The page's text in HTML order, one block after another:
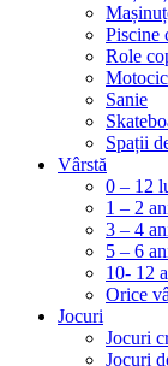
Piscine
Role
Sanie
Spații
Vârstă
0 – 12
1 – 2
3 – 4
5 – 6
10- 12
Orice
Jocuri
Jocuri
Jocuri